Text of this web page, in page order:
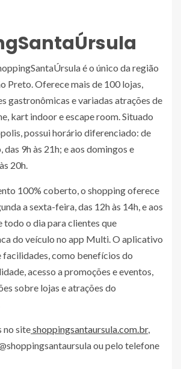
é o único da região
Preto. Oferece mais de 100 lojas,
gastronômicas e variadas atrações de
kart indoor e escape room. Situado
possui horário diferenciado: de
das 9h às 21h; e aos domingos e
20h.
100% coberto, o shopping oferece
a sexta-feira, das 12h às 14h, e aos
todo o dia para clientes que
do veículo no app Multi. O aplicativo
facilidades, como benefícios do
acesso a promoções e eventos,
sobre lojas e atrações do
no siteshoppingsantaursula.com.br,
ou pelo telefone